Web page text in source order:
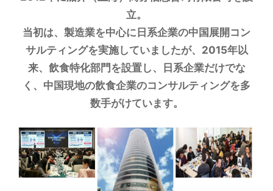
立。
当初は、製造業を中心に日系企業の中国展開コン
サルティングを実施していましたが、2015年以
来、飲食特化部門を設置し、日系企業だけでな
く、中国現地の飲食企業のコンサルティングを多
数手がけています。